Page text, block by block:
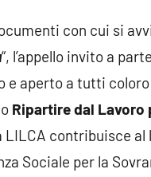
con cui si
“, l’appello invito a
aperto a tutti
Ripartire dal Lavoro
contribuisce al
Sociale per la